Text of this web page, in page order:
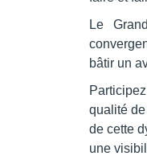
Le
bâtir un
qualité
de cette
une